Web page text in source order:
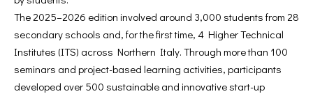
The 2025–2026 edition involved around 3,000 students from 28
secondary schools and, for the first time, 4 Higher Technical
Institutes (ITS) across Northern Italy. Through more than 100
seminars and project-based learning activities, participants
developed over 500 sustainable and innovative start-up